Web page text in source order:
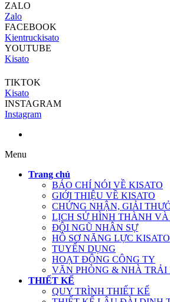
ZALO
Zalo
FACEBOOK
Kientruckisato
YOUTUBE
Kisato
TIKTOK
Kisato
INSTAGRAM
Instagram
Menu
Trang chủ
BÁO CHÍ NÓI VỀ KISATO
GIỚI THIỆU VỀ KISATO
CHỨNG NHẬN, GIẢI
LỊCH SỬ HÌNH THÀNH VÀ
ĐỘI NGŨ NHÂN SỰ
HỒ SƠ NĂNG LỰC KISATO
TUYỂN DỤNG
HOẠT ĐỘNG CÔNG TY
VĂN PHÒNG & NHÀ TRẢI
THIẾT KẾ
QUY TRÌNH THIẾT KẾ